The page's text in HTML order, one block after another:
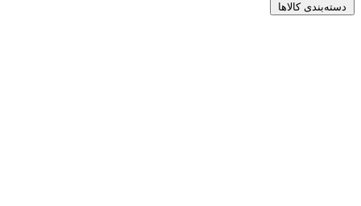
دسته‌بندی کالاها